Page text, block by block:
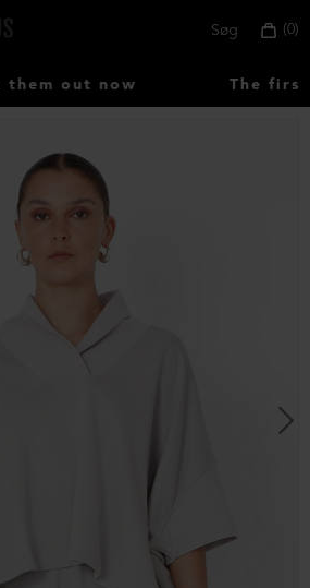
0
Søg
out now The first